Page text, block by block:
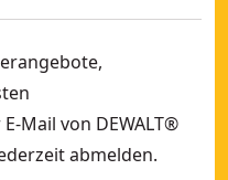
Mail von DEWALT®
abmelden.